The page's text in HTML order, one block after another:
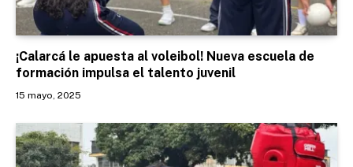
¡Calarcá le apuesta al voleibol! Nueva escuela de
formación impulsa el talento juvenil
15 mayo, 2025